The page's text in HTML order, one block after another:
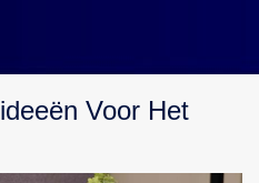
Voor Het